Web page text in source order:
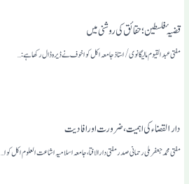
قضیہٴ فلسطین ؛حقائق کی روشنی میں
مفتی عبدالقیوم مالیگانوی/استاذجامعہ اکل کوا خوف نے ڈیرہ ڈال رکھاہے: …
دار ۱لقضاء کی اہمیت، ضرورت اورافادیت
مفتی محمدجعفرملی رحمانی صدرمفتی دارالافتا،جامعہ اسلامیہ اشاعت العلوم اکل کوا…